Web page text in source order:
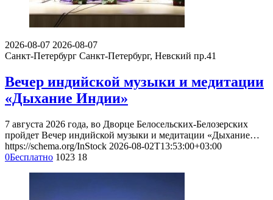
2026-08-07 2026-08-07
Санкт-Петербург Санкт-Петербург, Невский пр.41
Вечер индийской музыки и медитации
«Дыхание Индии»
7 августа 2026 года, во Дворце Белосельских-Белозерских
пройдет Вечер индийской музыки и медитации «Дыхание…
https://schema.org/InStock 2026-08-02T13:53:00+03:00
0Бесплатно 1023 18